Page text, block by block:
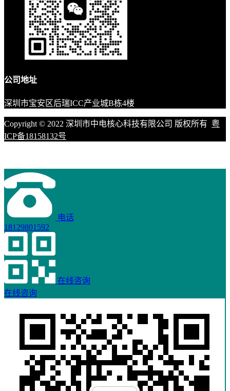
公司地址
深圳市宝安区后瑞ICC产业城B栋4楼
Copyright © 2022 深圳市中电核心科技有限公司 版权所有 粤
ICP备18158132号
电话
18129801592
在线咨询
在线咨询